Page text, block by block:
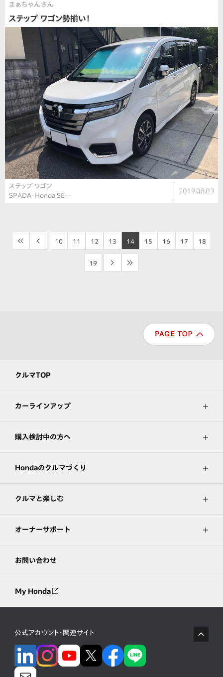
まぁちゃんさん
ステップ ワゴン勢揃い！
ステップ ワゴン
SPADA・Honda SE…
2019.08.03
<< < 10 11 12 13 14 15 16 17 18
19 > >>
クルマTOP
カーラインアップ
購入検討中の方へ
Hondaのクルマづくり
クルマと楽しむ
オーナーサポート
お問い合わせ
My Honda
公式アカウント・関連サイト